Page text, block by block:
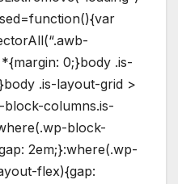
0;}body .is-
.is-layout-grid >
columns.is-
block-
2em;}:where(.wp-
flex){gap: